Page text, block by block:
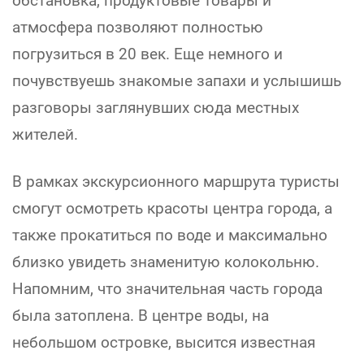
атмосфера позволяют полностью
погрузиться в 20 век. Еще немного и
почувствуешь знакомые запахи и услышишь
разговоры заглянувших сюда местных
жителей.
В рамках экскурсионного маршрута туристы
смогут осмотреть красоты центра города, а
также прокатиться по воде и максимально
близко увидеть знаменитую колокольню.
Напомним, что значительная часть города
была затоплена. В центре воды, на
небольшом островке, высится известная